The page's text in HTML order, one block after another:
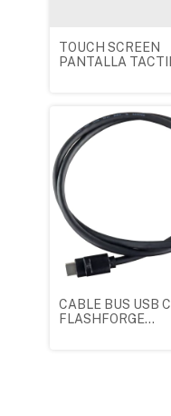
TOUCH SCREEN
PANTALLA
CABLE BUS USB C
FLASHFORGE